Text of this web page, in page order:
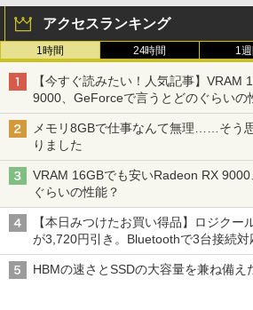
￥1,117
by Amazon 炭酸水
強炭酸水 ペットボト
art Basic)
ベルレス
￥594
HUNTER×HUNTER
コミックスDIGITAL)
￥572
スーパーの裏でヤニ
￥810
Core i5 富士通
リ8GB
ンキー DVD-ROM
る 7日保証 送料無
￥17,980
キー搭載内蔵】中
dynabook B55 シ
ows11 DVDドラ
ffice付き 中古パソ
備済み
￥14,555
3070 Micro 第9世
1 Pro メモリ 8GB/
2GB USB無線
DisplayPort WPS
コンパクト デスク
￥35,000
超得2,500円
第8世代｜HP 中古
Windows11 office
D256GB
crosoft office 第8
可能｜デスクトッ
サブディスプレイ
ワーク ミニPC対応
￥11,999
3
【期間限定
で】 モニター 27
ノングレアタイプ
角度調整 高視野
￥13,980
モニター 21.5イン
￥1,980
楽譜 【取寄品】
グ・ウィンズ【メ
縄・離島以外送料
￥30,030
ー＞ [雑誌]
￥1,689
アクセスランキング
1時間 24時間 1
【今すぐ読みたい！人気記事】VRAM
9000、GeForceで言うとどのぐらいの
メモリ8GBで仕事なんて無理……そう
りました
VRAM 16GBでも安いRadeon RX
ぐらいの性能？
【本日みつけたお買い得品】ロジクー
が3,720円引き。Bluetoothで3台接続対
HBMの速さとSSDの大容量を兼ね備え